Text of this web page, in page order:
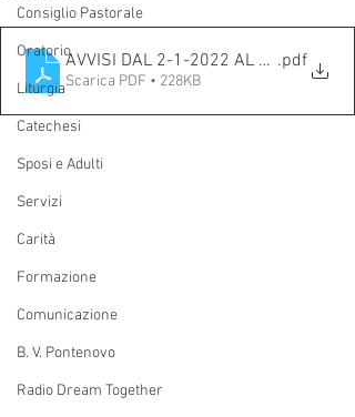
Consiglio Pastorale
Oratorio
Liturgia
Catechesi
Sposi e Adulti
Servizi
Carità
Formazione
Comunicazione
B. V. Pontenovo
Radio Dream Together
AVVISI DAL 2-1-2022 AL 9-1-2022
.pdf
Scarica PDF • 228KB